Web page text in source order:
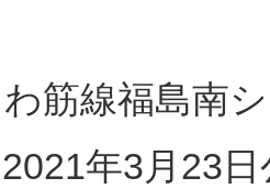
筋線福島南
年3月23日